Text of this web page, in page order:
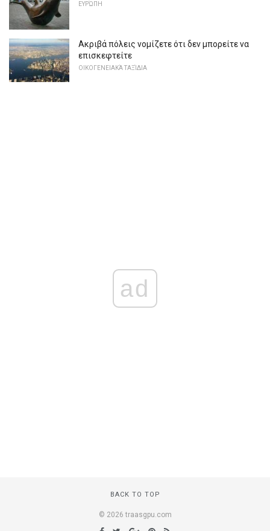
ΕΥΡΏΠΗ
Ακριβά πόλεις νομίζετε ότι δεν μπορείτε να
επισκεφτείτε
ΟΙΚΟΓΕΝΕΙΑΚΆ ΤΑΞΊΔΙΑ
ad
BACK TO TOP
© 2026 traasgpu.com